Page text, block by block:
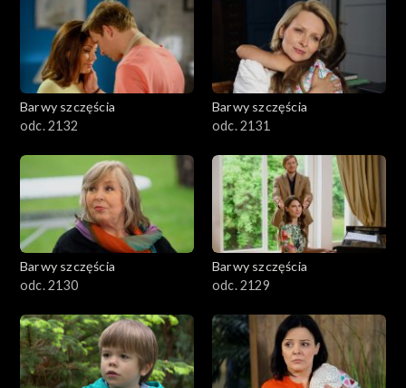
Barwy szczęścia
odc. 2132
Barwy szczęścia
odc. 2131
Barwy szczęścia
odc. 2130
Barwy szczęścia
odc. 2129